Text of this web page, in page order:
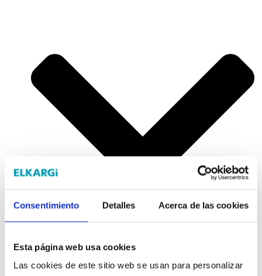
Consentimiento Detalles Acerca de las cookies
Esta página web usa cookies
Las cookies de este sitio web se usan para personalizar
Autónomos
Emprendedores